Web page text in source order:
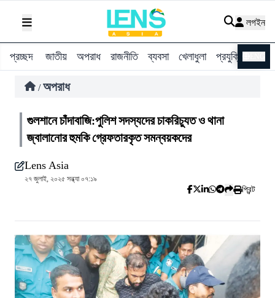
লগইন
প্রচ্ছদ জাতীয় অপরাধ রাজনীতি ব্যবসা খেলাধুলা প্রযুক্তি
/ অপরাধ
গুলশানে চাঁদাবাজি:পুলিশ সদস্যদের চাকরিচ্যুত ও থানা
জ্বালানোর হুমকি গ্রেফতারকৃত সমন্বয়কদের
Lens Asia
২৭ জুলাই, ২০২৫ সন্ধ্যা ০৭:১৯
প্রিন্ট